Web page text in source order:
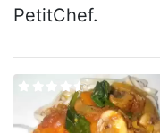
PetitChef.